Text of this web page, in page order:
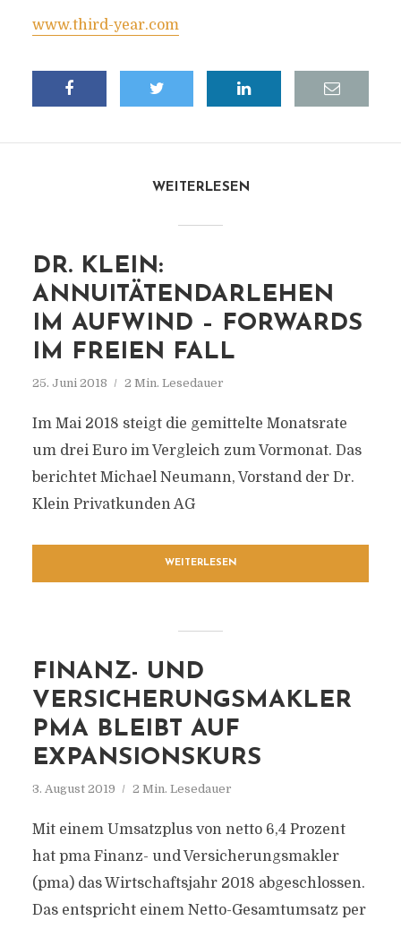
www.third-year.com
WEITERLESEN
DR. KLEIN:
ANNUITÄTENDARLEHEN
IM AUFWIND – FORWARDS
IM FREIEN FALL
25. Juni 2018 2 Min. Lesedauer
Im Mai 2018 steigt die gemittelte Monatsrate
um drei Euro im Vergleich zum Vormonat. Das
berichtet Michael Neumann, Vorstand der Dr.
Klein Privatkunden AG
WEITERLESEN
FINANZ- UND
VERSICHERUNGSMAKLER
PMA BLEIBT AUF
EXPANSIONSKURS
3. August 2019 2 Min. Lesedauer
Mit einem Umsatzplus von netto 6,4 Prozent
hat pma Finanz- und Versicherungsmakler
(pma) das Wirtschaftsjahr 2018 abgeschlossen.
Das entspricht einem Netto-Gesamtumsatz per